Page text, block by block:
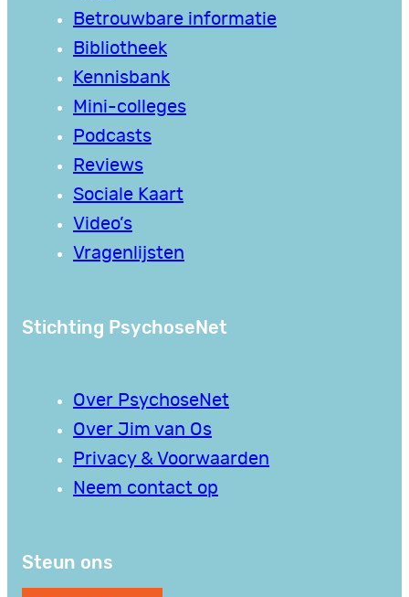
Betrouwbare informatie
Bibliotheek
Kennisbank
Mini-colleges
Podcasts
Reviews
Sociale Kaart
Video’s
Vragenlijsten
Stichting PsychoseNet
Over PsychoseNet
Over Jim van Os
Privacy & Voorwaarden
Neem contact op
Steun ons